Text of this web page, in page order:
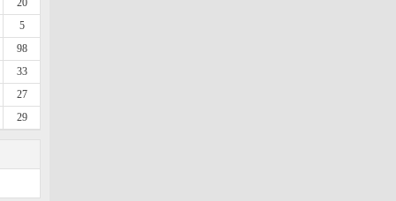
20
5
98
33
27
29